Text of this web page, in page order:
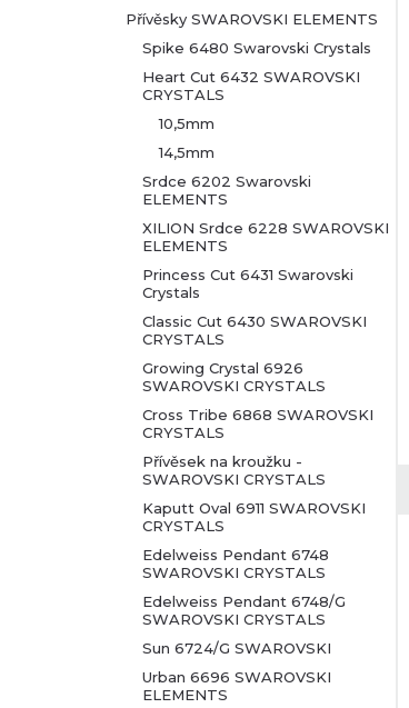
Přívěsky SWAROVSKI ELEMENTS
Spike 6480 Swarovski Crystals
Heart Cut 6432 SWAROVSKI
CRYSTALS
10,5mm
14,5mm
Srdce 6202 Swarovski
ELEMENTS
XILION Srdce 6228 SWAROVSKI
ELEMENTS
Princess Cut 6431 Swarovski
Crystals
Classic Cut 6430 SWAROVSKI
CRYSTALS
Growing Crystal 6926
SWAROVSKI CRYSTALS
Cross Tribe 6868 SWAROVSKI
CRYSTALS
Přívěsek na kroužku -
SWAROVSKI CRYSTALS
Kaputt Oval 6911 SWAROVSKI
CRYSTALS
Edelweiss Pendant 6748
SWAROVSKI CRYSTALS
Edelweiss Pendant 6748/G
SWAROVSKI CRYSTALS
Sun 6724/G SWAROVSKI
Urban 6696 SWAROVSKI
ELEMENTS